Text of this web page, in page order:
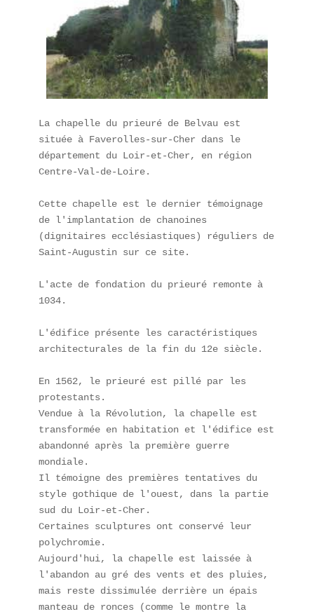
La chapelle du prieuré de Belvau est
située à Faverolles-sur-Cher dans le
département du Loir-et-Cher, en région
Centre-Val-de-Loire.
Cette chapelle est le dernier témoignage
de l'implantation de chanoines
(dignitaires ecclésiastiques) réguliers de
Saint-Augustin sur ce site.
L'acte de fondation du prieuré remonte à
1034.
L'édifice présente les caractéristiques
architecturales de la fin du 12e siècle.
En 1562, le prieuré est pillé par les
protestants.
Vendue à la Révolution, la chapelle est
transformée en habitation et l'édifice est
abandonné après la première guerre
mondiale.
Il témoigne des premières tentatives du
style gothique de l'ouest, dans la partie
sud du Loir-et-Cher.
Certaines sculptures ont conservé leur
polychromie.
Aujourd'hui, la chapelle est laissée à
l'abandon au gré des vents et des pluies,
mais reste dissimulée derrière un épais
manteau de ronces (comme le montre la